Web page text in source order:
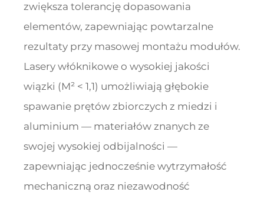
zwiększa tolerancję dopasowania
elementów, zapewniając powtarzalne
rezultaty przy masowej montażu modułów.
Lasery włóknikowe o wysokiej jakości
wiązki (M² < 1,1) umożliwiają głębokie
spawanie prętów zbiorczych z miedzi i
aluminium — materiałów znanych ze
swojej wysokiej odbijalności —
zapewniając jednocześnie wytrzymałość
mechaniczną oraz niezawodność